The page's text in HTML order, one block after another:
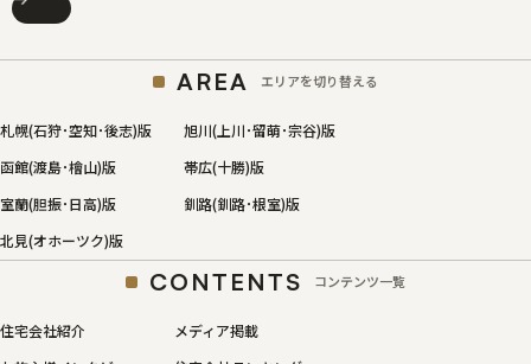
AREA エリアを切り替える
札幌(石狩･空知･後志)版
旭川(上川･留萌･宗谷)版
函館(渡島･檜山)版
帯広(十勝)版
室蘭(胆振･日高)版
釧路(釧路･根室)版
北見(オホーツク)版
CONTENTS コンテンツ一覧
住宅会社紹介
メディア掲載